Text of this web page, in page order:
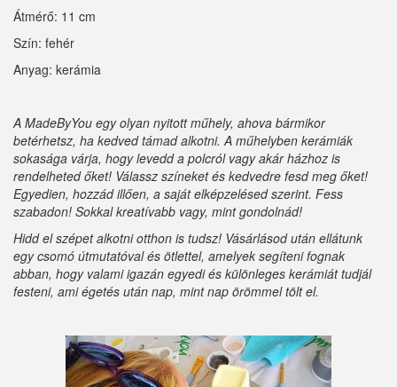
Átmérő: 11 cm
Szín: fehér
Anyag: kerámia
A MadeByYou egy olyan nyitott műhely, ahova bármikor
betérhetsz, ha kedved támad alkotni. A műhelyben kerámiák
sokasága várja, hogy levedd a polcról vagy akár házhoz is
rendelheted őket! Válassz színeket és kedvedre fesd meg őket!
Egyedien, hozzád illően, a saját elképzelésed szerint. Fess
szabadon! Sokkal kreatívabb vagy, mint gondolnád!
Hidd el szépet alkotni otthon is tudsz! Vásárlásod után ellátunk
egy csomó útmutatóval és ötlettel, amelyek segíteni fognak
abban, hogy valami igazán egyedi és különleges kerámiát tudjál
festeni, ami égetés után nap, mint nap örömmel tölt el.